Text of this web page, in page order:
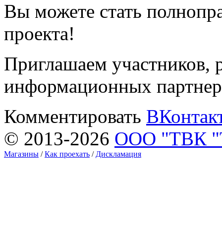
Вы можете стать
проекта!
Приглашаем участников,
информационных
Комментировать
© 2013-2026 ООО "ТВК
Магазины /Как проехать / Дискламация